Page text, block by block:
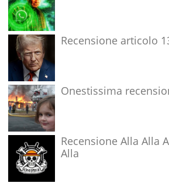
Recensione articolo
Onestissima
Recensione Alla Alla
Alla